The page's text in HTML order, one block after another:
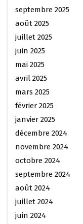
septembre 2025
août 2025
juillet 2025
juin 2025
mai 2025
avril 2025
mars 2025
février 2025
janvier 2025
décembre 2024
novembre 2024
octobre 2024
septembre 2024
août 2024
juillet 2024
juin 2024